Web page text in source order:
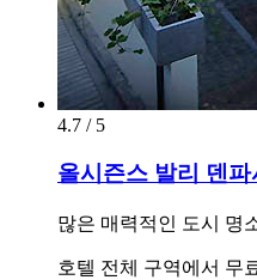
4.7 / 5
올시즌스 발리 덴
많은 매력적인 도시 명
호텔 전체 구역에서 무